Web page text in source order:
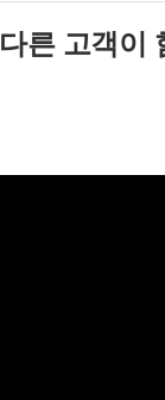
다른 고객이